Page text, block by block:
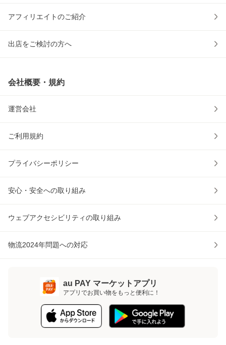
アフィリエイトのご紹介
出店をご検討の方へ
会社概要・規約
運営会社
ご利用規約
プライバシーポリシー
安心・安全への取り組み
ウェブアクセシビリティの取り組み
物流2024年問題への対応
au PAY マーケットアプリ
アプリでお買い物をもっと便利に！